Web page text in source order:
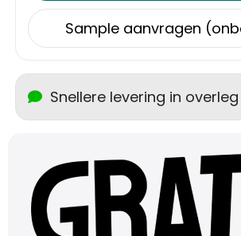
Toilettassen
Autotassen
Collegetassen
Tablettassen
Sample aanvragen
Snellere levering in